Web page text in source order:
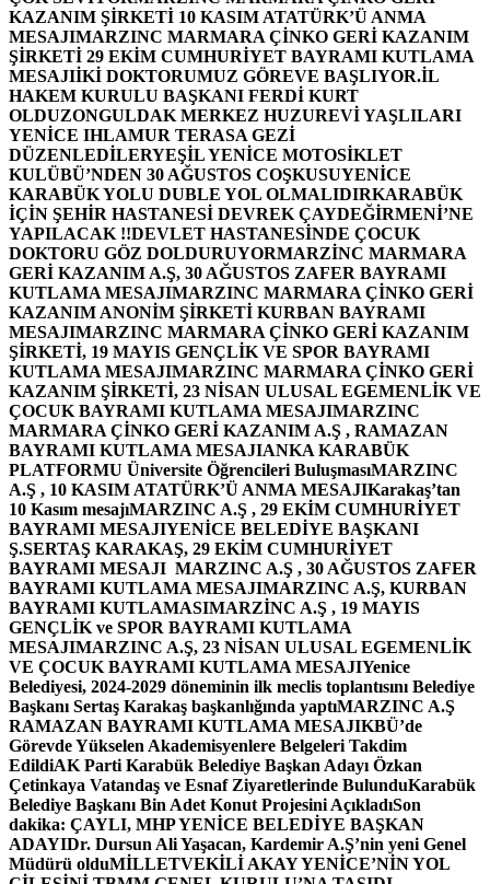
KAZANIM ŞİRKETİ 10 KASIM ATATÜRK’Ü ANMA
MESAJIMARZINC MARMARA ÇİNKO GERİ KAZANIM
ŞİRKETİ 29 EKİM CUMHURİYET BAYRAMI KUTLAMA
MESAJIİKİ DOKTORUMUZ GÖREVE BAŞLIYOR.İL
HAKEM KURULU BAŞKANI FERDİ KURT
OLDUZONGULDAK MERKEZ HUZUREVİ YAŞLILARI
YENİCE IHLAMUR TERASA GEZİ
DÜZENLEDİLERYEŞİL YENİCE MOTOSİKLET
KULÜBÜ’NDEN 30 AĞUSTOS COŞKUSUYENİCE
KARABÜK YOLU DUBLE YOL OLMALIDIRKARABÜK
İÇİN ŞEHİR HASTANESİ DEVREK ÇAYDEĞİRMENİ’NE
YAPILACAK !!DEVLET HASTANESİNDE ÇOCUK
DOKTORU GÖZ DOLDURUYORMARZİNC MARMARA
GERİ KAZANIM A.Ş, 30 AĞUSTOS ZAFER BAYRAMI
KUTLAMA MESAJIMARZINC MARMARA ÇİNKO GERİ
KAZANIM ANONİM ŞİRKETİ KURBAN BAYRAMI
MESAJIMARZINC MARMARA ÇİNKO GERİ KAZANIM
ŞİRKETİ, 19 MAYIS GENÇLİK VE SPOR BAYRAMI
KUTLAMA MESAJIMARZINC MARMARA ÇİNKO GERİ
KAZANIM ŞİRKETİ, 23 NİSAN ULUSAL EGEMENLİK VE
ÇOCUK BAYRAMI KUTLAMA MESAJIMARZINC
MARMARA ÇİNKO GERİ KAZANIM A.Ş , RAMAZAN
BAYRAMI KUTLAMA MESAJIANKA KARABÜK
PLATFORMU Üniversite Öğrencileri BuluşmasıMARZINC
A.Ş , 10 KASIM ATATÜRK’Ü ANMA MESAJIKarakaş’tan
10 Kasım mesajıMARZINC A.Ş , 29 EKİM CUMHURİYET
BAYRAMI MESAJIYENİCE BELEDİYE BAŞKANI
Ş.SERTAŞ KARAKAŞ, 29 EKİM CUMHURİYET
BAYRAMI MESAJI MARZINC A.Ş , 30 AĞUSTOS ZAFER
BAYRAMI KUTLAMA MESAJIMARZINC A.Ş, KURBAN
BAYRAMI KUTLAMASIMARZİNC A.Ş , 19 MAYIS
GENÇLİK ve SPOR BAYRAMI KUTLAMA
MESAJIMARZINC A.Ş, 23 NİSAN ULUSAL EGEMENLİK
VE ÇOCUK BAYRAMI KUTLAMA MESAJIYenice
Belediyesi, 2024-2029 döneminin ilk meclis toplantısını Belediye
Başkanı Sertaş Karakaş başkanlığında yaptıMARZINC A.Ş
RAMAZAN BAYRAMI KUTLAMA MESAJIKBÜ’de
Görevde Yükselen Akademisyenlere Belgeleri Takdim
EdildiAK Parti Karabük Belediye Başkan Adayı Özkan
Çetinkaya Vatandaş ve Esnaf Ziyaretlerinde BulunduKarabük
Belediye Başkanı Bin Adet Konut Projesini AçıkladıSon
dakika: ÇAYLI, MHP YENİCE BELEDİYE BAŞKAN
ADAYIDr. Dursun Ali Yaşacan, Kardemir A.Ş’nin yeni Genel
Müdürü olduMİLLETVEKİLİ AKAY YENİCE’NİN YOL